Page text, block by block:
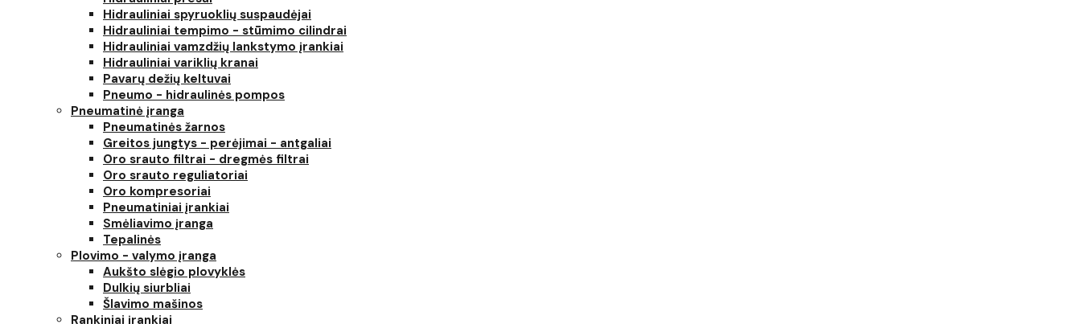
Hidrauliniai spyruoklių suspaudėjai
Hidrauliniai tempimo - stūmimo cilindrai
Hidrauliniai vamzdžių lankstymo įrankiai
Hidrauliniai variklių kranai
Pavarų dežių keltuvai
Pneumo - hidraulinės pompos
Pneumatinė įranga
Pneumatinės žarnos
Greitos jungtys - perėjimai - antgaliai
Oro srauto filtrai - dregmės filtrai
Oro srauto reguliatoriai
Oro kompresoriai
Pneumatiniai įrankiai
Smėliavimo įranga
Tepalinės
Plovimo - valymo įranga
Aukšto slėgio plovyklės
Dulkių siurbliai
Šlavimo mašinos
Rankiniai įrankiai